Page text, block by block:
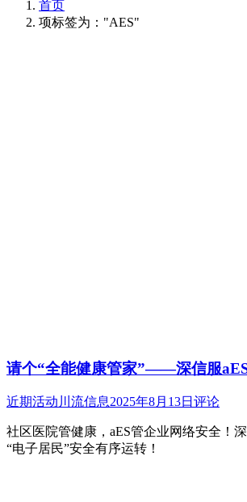
首页
项标签为："AES"
请个“全能健康管家”——深信服
近期活动 川流信息2025年8月13日 评论
社区医院管健康，aES管企业网络安全！
“电子居民”安全有序运转！